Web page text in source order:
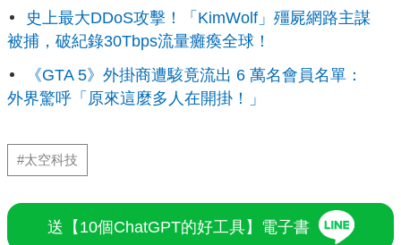
史上最大DDoS攻擊！「KimWolf」殭屍網路主謀
被捕，破紀錄30Tbps流量癱瘓全球！
《GTA 5》外掛商遭駭竟流出 6 萬名會員名單：
外界驚呼「原來這麼多人在開掛！」
#太空科技
送【10個ChatGPT的好工具】電子書